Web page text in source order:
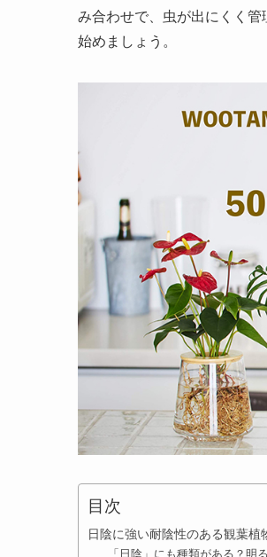
み合わせで、虫が出にくく
始めましょう。
目次
日陰に強い耐陰性のある観葉植
「日陰」にも種類がある？明